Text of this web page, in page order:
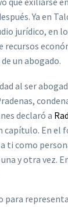
Ya en
jurídico, en
recursos
un abogado.
al ser
declaró a
capítulo. En el
ti como
y otra vez.
para